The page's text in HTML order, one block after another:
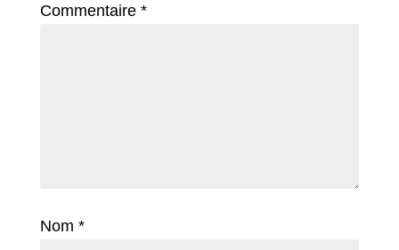
Commentaire *
Nom *